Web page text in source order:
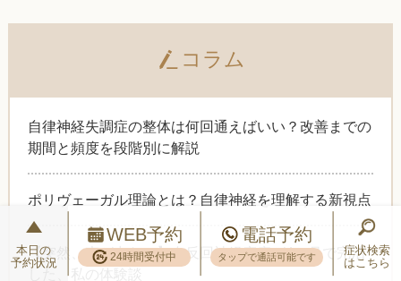
コラム
自律神経失調症の整体は何回通えばいい？改善までの
期間と頻度を段階別に解説
ポリヴェーガル理論とは？自律神経を理解する新視点
【突然、声が出ない】左反回神経麻痺が4か月で完治
した、私の体験談
本日の
予約状況
WEB予約
24時間受付中
電話予約
タップで通話可能です
症状検索
はこちら